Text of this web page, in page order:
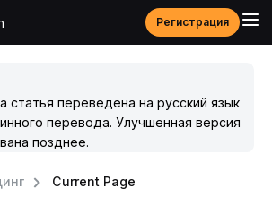
Регистрация
статья переведена на русский язык
перевода. Улучшенная версия
позднее.
Current Page